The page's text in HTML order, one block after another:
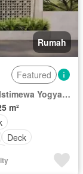
Rumah
Featured
Pandowoharjo, Sleman, Sleman, Daerah Istimewa Yogyakarta
m²
Deck
Televisi